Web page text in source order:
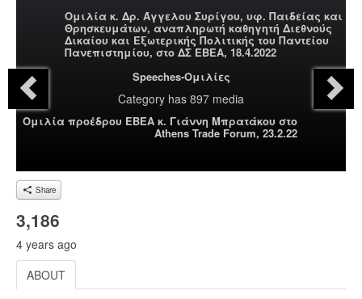
Ομιλία κ. Δρ. Άγγελου Συρίγου, υφ. Παιδείας και
Θρησκευμάτων, αναπληρωτή καθηγητή Διεθνούς
Δικαίου και Εξωτερικής Πολιτικής του Παντείου
Πανεπιστημίου, στο ΔΣ ΕΒΕΑ, 18.4.2022
Speeches-Ομιλίες
Category has 897 media
Ομιλία προέδρου ΕΒΕΑ κ. Γιάννη Μπρατάκου στο
Athens Trade Forum, 23.2.22
Share
3,186
4 years ago
ABOUT